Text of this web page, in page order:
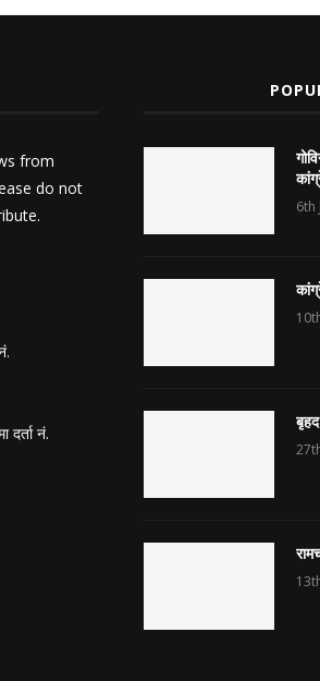
from
do not
दर्ता नं.
6th